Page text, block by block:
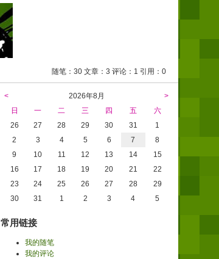
随笔：30 文章：3 评论：1 引用：0
< 2026年8月
>
日
一 二 三 四 五
六
26
27 28 29 30 31
1
2
3 4 5 6 7
8
9
10 11 12 13 14
15
16
17 18 19 20 21
22
23
24 25 26 27 28
29
30
31 1 2 3 4 5
常用链接
我的随笔
我的评论